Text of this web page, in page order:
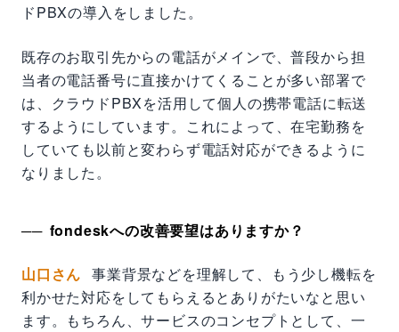
ドPBXの導入をしました。
既存のお取引先からの電話がメインで、普段から担
当者の電話番号に直接かけてくることが多い部署で
は、クラウドPBXを活用して個人の携帯電話に転送
するようにしています。これによって、在宅勤務を
していても以前と変わらず電話対応ができるように
なりました。
fondeskへの改善要望はありますか？
山口さん 事業背景などを理解して、もう少し機転を
利かせた対応をしてもらえるとありがたいなと思い
ます。もちろん、サービスのコンセプトとして、一